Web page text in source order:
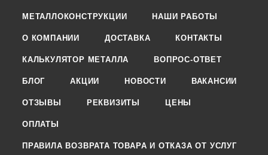
МЕТАЛЛОКОНСТРУКЦИИ НАШИ РАБОТЫ
О КОМПАНИИ ДОСТАВКА КОНТАКТЫ
КАЛЬКУЛЯТОР МЕТАЛЛА ВОПРОС-ОТВЕТ
БЛОГ АКЦИИ НОВОСТИ ВАКАНСИИ
ОТЗЫВЫ РЕКВИЗИТЫ ЦЕНЫ
ОПЛАТЫ
ПРАВИЛА ВОЗВРАТА ТОВАРА И ОТКАЗА ОТ УСЛУГ